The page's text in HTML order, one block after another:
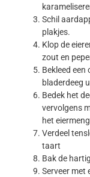
Schil
plakjes.
Klop de
zout en
Bekleed
bladerdeeg
Bedek het
vervolgens
het
Verdeel
taart
Bak de
Serveer met